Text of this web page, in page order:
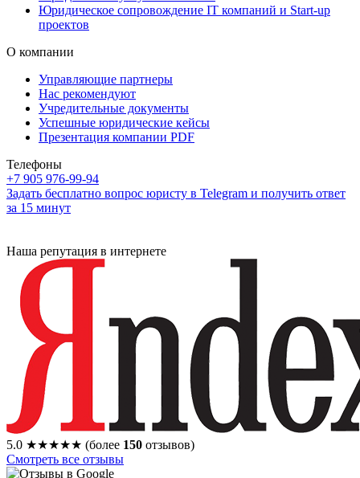
Юридическое сопровождение IT компаний и Start-up
проектов
О компании
Управляющие партнеры
Нас рекомендуют
Учредительные документы
Успешные юридические кейсы
Презентация компании PDF
Телефоны
+7 905 976-99-94
Задать бесплатно вопрос юристу в Telegram и получить ответ
за 15 минут
Наша репутация в интернете
5.0 ★★★★★ (более 150 отзывов)
Смотреть все отзывы